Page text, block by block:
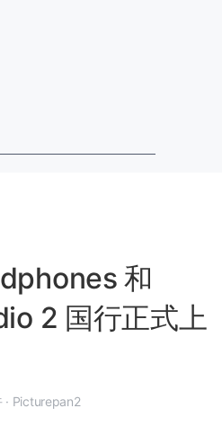
和
2 国行正式上
· Picturepan2